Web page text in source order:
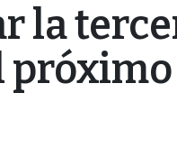
la